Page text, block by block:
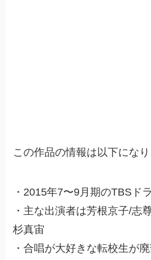
この作品の情報は以下になり
・2015年7〜9月期のTBSド
・主な出演者は芳根京子/志
杉真宙
・合唱が大好きな転校生が